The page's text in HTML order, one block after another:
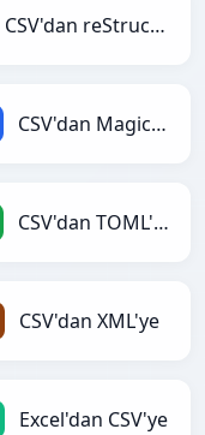
CSV'dan reStructuredText'ye
CSV'dan Magic'ye
CSV'dan TOML'ye
CSV'dan XML'ye
Excel'dan CSV'ye